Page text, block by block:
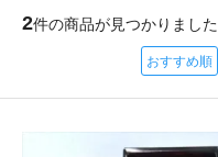
2件の商品が見つかりました
おすすめ順